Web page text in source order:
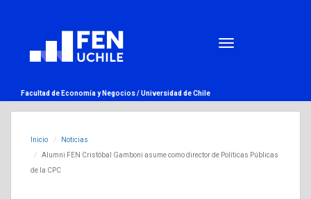
Facultad de Economía y Negocios /Universidad de Chile
Inicio
Noticias
Alumni FEN Cristóbal Gamboni asume como director de Políticas Públicas
de la CPC